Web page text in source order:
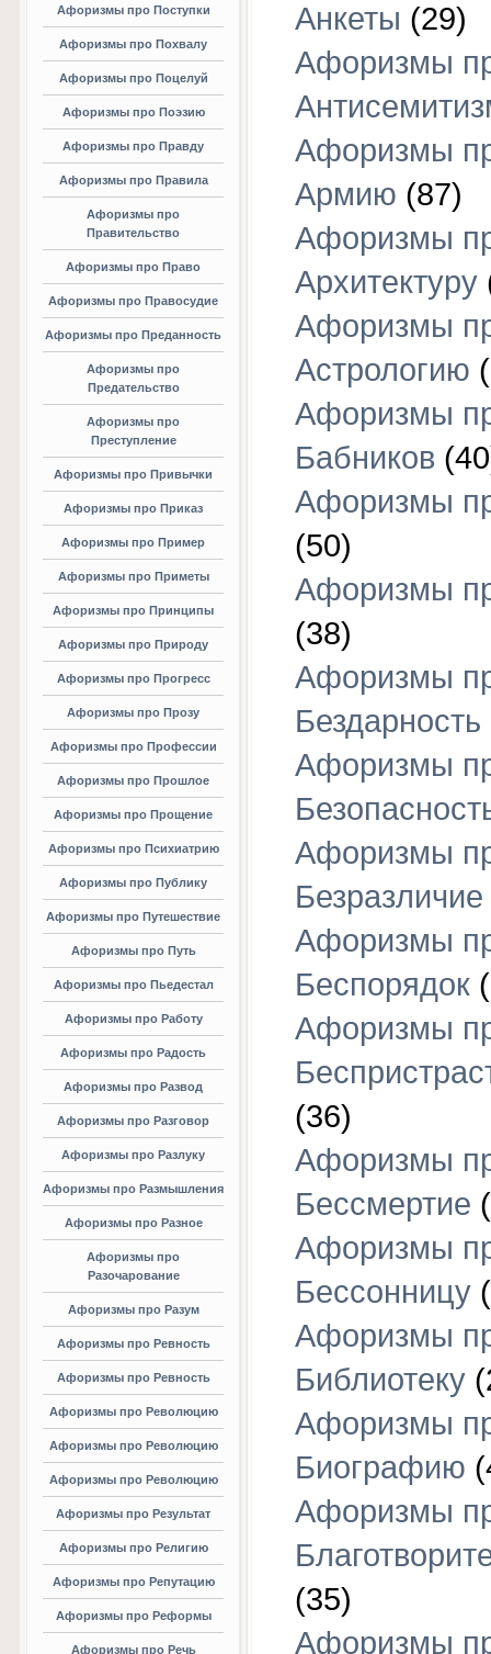
Афоризмы про Поступки
Афоризмы про Похвалу
Афоризмы про Поцелуй
Афоризмы про Поэзию
Афоризмы про Правду
Афоризмы про Правила
Афоризмы про
Правительство
Афоризмы про Право
Афоризмы про Правосудие
Афоризмы про Преданность
Афоризмы про
Предательство
Афоризмы про
Преступление
Афоризмы про Привычки
Афоризмы про Приказ
Афоризмы про Пример
Афоризмы про Приметы
Афоризмы про Принципы
Афоризмы про Природу
Афоризмы про Прогресс
Афоризмы про Прозу
Афоризмы про Профессии
Афоризмы про Прошлое
Афоризмы про Прощение
Афоризмы про Психиатрию
Афоризмы про Публику
Афоризмы про Путешествие
Афоризмы про Путь
Афоризмы про Пьедестал
Афоризмы про Работу
Афоризмы про Радость
Афоризмы про Развод
Афоризмы про Разговор
Афоризмы про Разлуку
Афоризмы про Размышления
Афоризмы про Разное
Афоризмы про
Разочарование
Афоризмы про Разум
Афоризмы про Ревность
Афоризмы про Ревность
Афоризмы про Революцию
Афоризмы про Революцию
Афоризмы про Революцию
Афоризмы про Результат
Афоризмы про Религию
Афоризмы про Репутацию
Афоризмы про Реформы
Афоризмы про Речь
Анкеты (29)
Афоризмы
Афоризмы
Армию (87)
Афоризмы
Архитектуру
Афоризмы
Астрологию
Афоризмы
Бабников
Афоризмы
(50)
Афоризмы
(38)
Афоризмы
Бездарность
Афоризмы
Афоризмы
Безразличие
Афоризмы
Беспорядок
Афоризмы
(36)
Афоризмы
Бессмертие
Афоризмы
Бессонницу
Афоризмы
Библиотеку
Афоризмы
Биографию
Афоризмы
(35)
Афоризмы